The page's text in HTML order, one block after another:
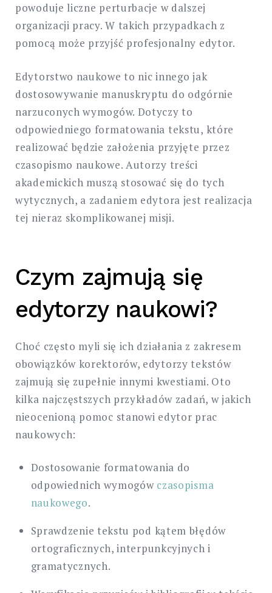
powoduje liczne perturbacje w dalszej
organizacji pracy. W takich przypadkach z
pomocą może przyjść profesjonalny edytor.
Edytorstwo naukowe to nic innego jak
dostosowywanie manuskryptu do odgórnie
narzuconych wymogów. Dotyczy to
odpowiedniego formatowania tekstu, które
realizować będzie założenia przyjęte przez
czasopismo naukowe. Autorzy treści
akademickich muszą stosować się do tych
wytycznych, a zadaniem edytora jest realizacja
tej nieraz skomplikowanej misji.
Czym zajmują się
edytorzy naukowi?
Choć często myli się ich działania z zakresem
obowiązków korektorów, edytorzy tekstów
zajmują się zupełnie innymi kwestiami. Oto
kilka najczęstszych przykładów zadań, w jakich
nieocenioną pomoc stanowi edytor prac
naukowych:
Dostosowanie formatowania do
odpowiednich wymogów czasopisma
naukowego.
Sprawdzenie tekstu pod kątem błędów
ortograficznych, interpunkcyjnych i
gramatycznych.